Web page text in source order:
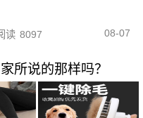
读 8097 08-07
所说的那样吗？